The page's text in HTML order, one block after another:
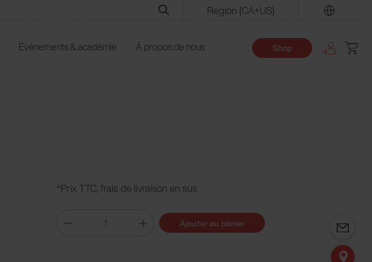
Region (CA+US)
Événements & académie À propos de nous Shop
*Prix TTC, frais de livraison en sus
Ajouter au panier